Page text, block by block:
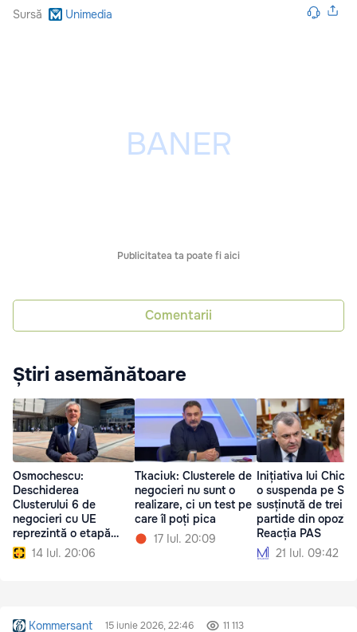
Sursă Unimedia
Publicitatea ta poate fi aici
Comentarii
Știri asemănătoare
Osmochescu:
Deschiderea
Clusterului 6 de
negocieri cu UE
reprezintă o etapă
importantă pentru
Moldova
14 Iul. 20:06
Tkaciuk: Clusterele de
negocieri nu sunt o
realizare, ci un test pe
care îl poți pica
17 Iul. 20:09
Inițiativa lui Chicu
o suspenda pe
susținută de trei
partide din
Reacția PAS
21 Iul. 09:42
Kommersant 15 iunie 2026, 22:46 11 113